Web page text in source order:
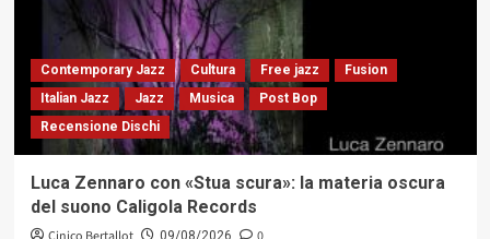
Contemporary Jazz Cultura Free jazz
Fusion
Italian Jazz
Jazz Musica
Post Bop
Recensione Dischi
Luca Zennaro con «Stua scura»: la materia oscura
del suono Caligola Records
09/08/2026